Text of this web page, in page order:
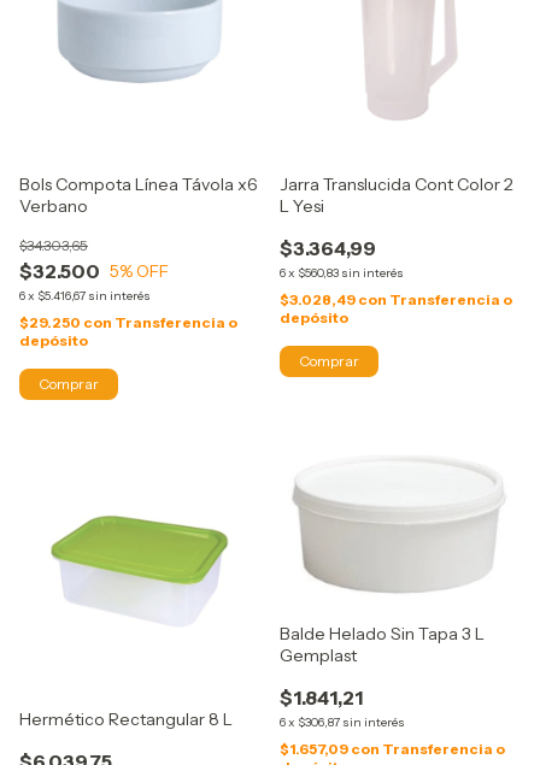
Bols Compota Línea Távola x6
Verbano
$32.500
$34.303,65
5% OFF
6x $5.416,67 sin interés
$29.250 con Transferencia o
depósito
Jarra Translucida Cont Color 2
L Yesi
$3.364,99
6x $560,83 sin interés
$3.028,49 con Transferencia o
depósito
Hermético Rectangular 8 L
Balde Helado Sin Tapa 3 L
Gemplast
$1.841,21
6x $306,87 sin interés
$1.657,09 con Transferencia o